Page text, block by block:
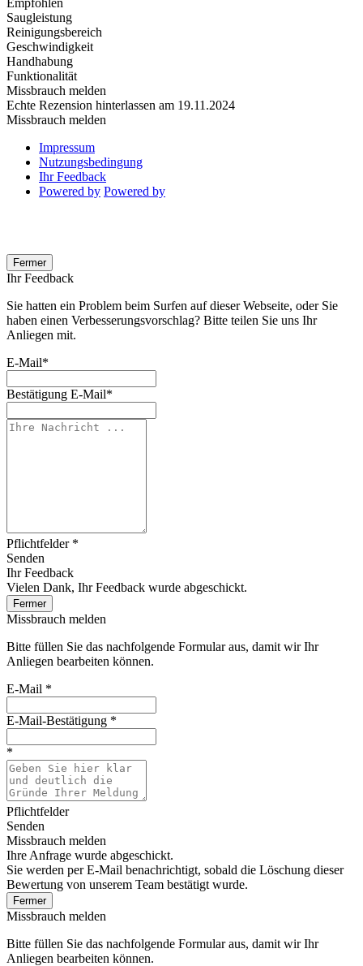
Saugleistung
Reinigungsbereich
Geschwindigkeit
Handhabung
Funktionalität
Missbrauch melden
Echte Rezension hinterlassen am 19.11.2024
Missbrauch melden
Impressum
Nutzungsbedingung
Ihr Feedback
Powered by Powered by
Fermer
Ihr Feedback
Sie hatten ein Problem beim Surfen auf dieser Webseite, oder Sie
haben einen Verbesserungsvorschlag? Bitte teilen Sie uns Ihr
Anliegen mit.
E-Mail*
Bestätigung E-Mail*
Pflichtfelder *
Senden
Ihr Feedback
Vielen Dank, Ihr Feedback wurde abgeschickt.
Fermer
Missbrauch melden
Bitte füllen Sie das nachfolgende Formular aus, damit wir Ihr
Anliegen bearbeiten können.
E-Mail *
E-Mail-Bestätigung *
*
Pflichtfelder
Senden
Missbrauch melden
Ihre Anfrage wurde abgeschickt.
Sie werden per E-Mail benachrichtigt, sobald die Löschung dieser
Bewertung von unserem Team bestätigt wurde.
Fermer
Missbrauch melden
Bitte füllen Sie das nachfolgende Formular aus, damit wir Ihr
Anliegen bearbeiten können.